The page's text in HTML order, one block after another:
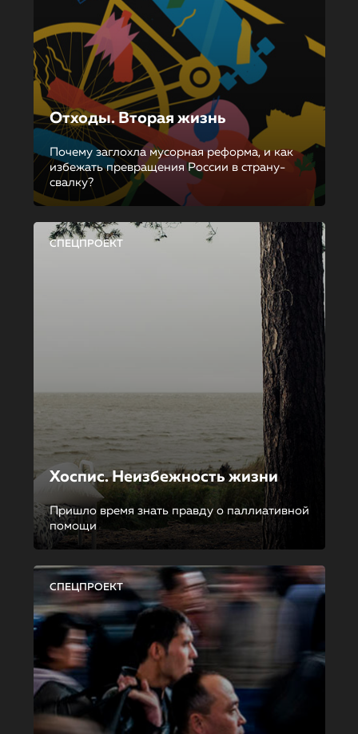
Отходы. Вторая жизнь
Почему заглохла мусорная реформа, и как
избежать превращения России в страну-
свалку?
СПЕЦПРОЕКТ
Хоспис. Неизбежность жизни
Пришло время знать правду о паллиативной
помощи
СПЕЦПРОЕКТ